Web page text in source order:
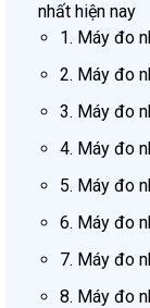
nhất hiện nay
1. Máy đo
2. Máy đo
3. Máy đo
4. Máy đo
5. Máy đo
6. Máy đo
7. Máy đo
8. Máy đo